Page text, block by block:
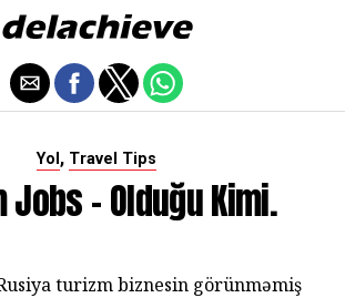
Yol , Travel Tips
Jobs - Olduğu Kimi.
turizm biznesin görünməmiş